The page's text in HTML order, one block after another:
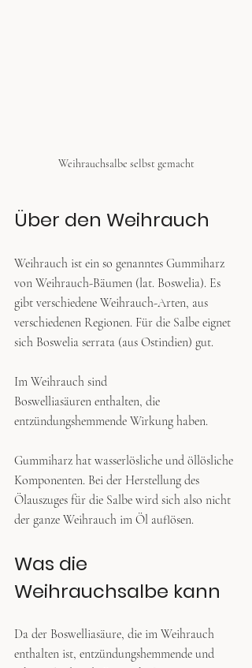
Weihrauchsalbe selbst gemacht
Über den Weihrauch
Weihrauch ist ein so genanntes Gummiharz
von Weihrauch-Bäumen (lat. Boswelia). Es
gibt verschiedene Weihrauch-Arten, aus
verschiedenen Regionen. Für die Salbe eignet
sich Boswelia serrata (aus Ostindien) gut.
Im Weihrauch sind
Boswelliasäuren enthalten, die
entzündungshemmende Wirkung haben.
Gummiharz hat wasserlösliche und öllösliche
Komponenten. Bei der Herstellung des
Ölauszuges für die Salbe wird sich also nicht
der ganze Weihrauch im Öl auflösen.
Was die
Weihrauchsalbe kann
Da der Boswelliasäure, die im Weihrauch
enthalten ist, entzündungshemmende und